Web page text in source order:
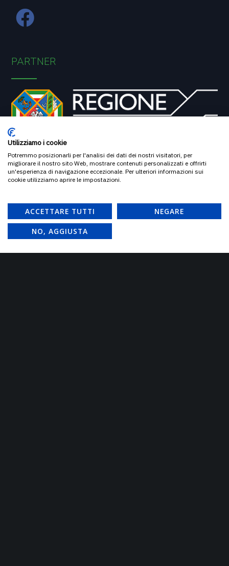
PARTNER
DOVE SIAMO
Utilizziamo i cookie
Potremmo posizionarli per l'analisi dei dati dei nostri visitatori, per
migliorare il nostro sito Web, mostrare contenuti personalizzati e offrirti
un'esperienza di navigazione eccezionale. Per ulteriori informazioni sui
cookie utilizziamo aprire le impostazioni.
ACCETTARE TUTTI NEGARE
NO, AGGIUSTA